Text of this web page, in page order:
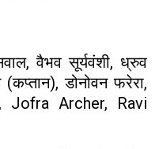
वैभव सूर्यवंशी, ध्रुव
डोनोवन फरेरा,
Jofra Archer, Ravi